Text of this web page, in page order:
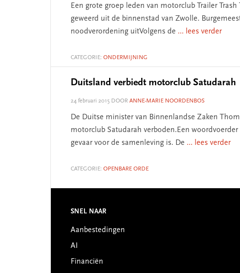
Een grote groep leden van motorclub Trailer
geweerd uit de binnenstad van Zwolle.
noodverordening uitVolgens de ... lees verder
CATEGORIE: ONDERMIJNING
Duitsland verbiedt motorclub Satudarah
24 februari 2015 DOOR ANNE-MARIE NOORDENBOS
De Duitse minister van Binnenlandse Zaken
motorclub Satudarah verboden.Een
gevaar voor de samenleving is. De ... lees verder
CATEGORIE: OPENBARE ORDE
Footer
SNEL NAAR
Aanbestedingen
AI
Financiën